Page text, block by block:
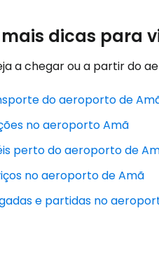
dicas para
a chegar ou a partir do
do aeroporto de
no aeroporto Amã
perto do aeroporto de
no aeroporto de Amã
e partidas no